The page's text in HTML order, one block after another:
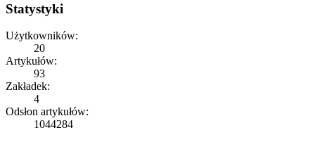
Statystyki
Użytkowników:
20
Artykułów:
93
Zakładek:
4
Odsłon artykułów:
1044284